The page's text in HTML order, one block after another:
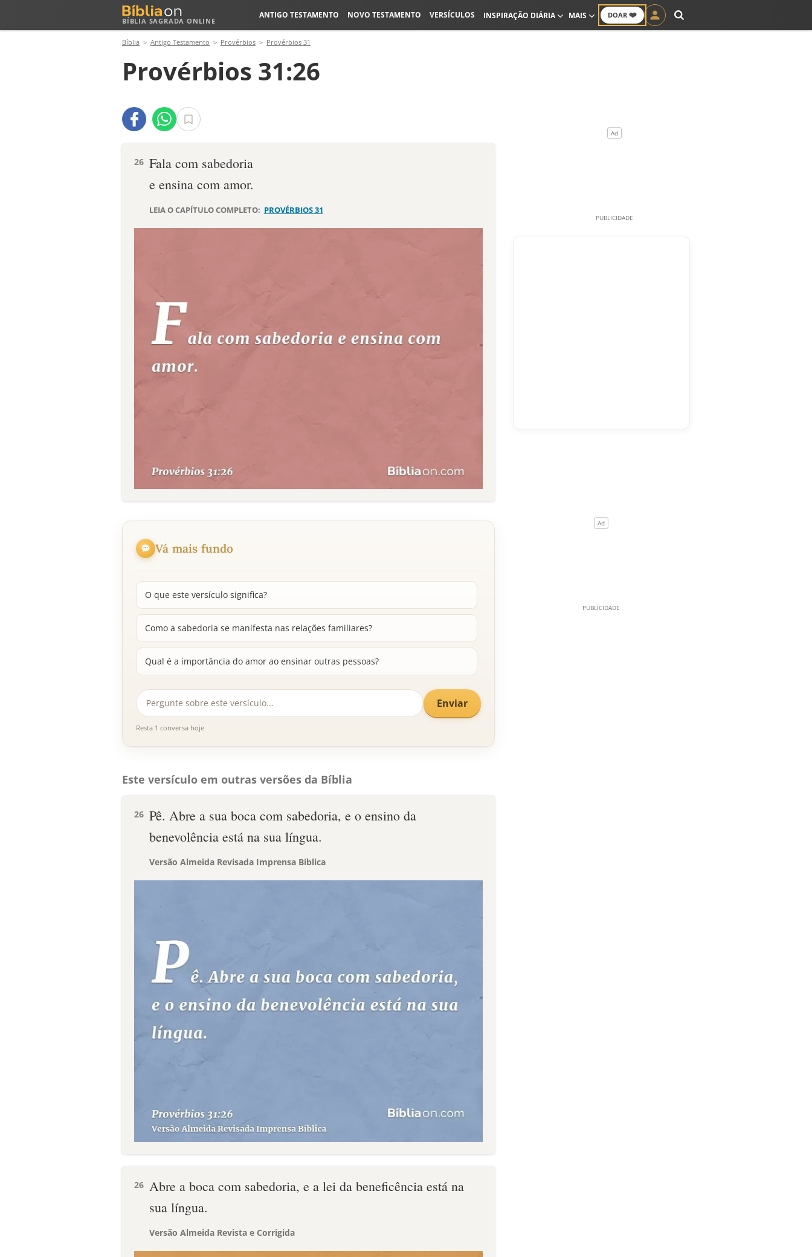
BÍBLIA SAGRADA ONLINE
DOAR ❤️
ANTIGO TESTAMENTO NOVO TESTAMENTO VERSÍCULOS INSPIRAÇÃO DIÁRIA MAIS
Bíblia Antigo Testamento Provérbios Provérbios 31
Provérbios 31:26
26 Fala com sabedoria
e ensina com amor.
LEIA O CAPÍTULO COMPLETO: PROVÉRBIOS 31
Vá mais fundo
O que este versículo significa?
Como a sabedoria se manifesta nas relações familiares?
Qual é a importância do amor ao ensinar outras pessoas?
Enviar
Resta 1 conversa hoje
Este versículo em outras versões da Bíblia
26 Pê. Abre a sua boca com sabedoria, e o ensino da
benevolência está na sua língua.
Versão Almeida Revisada Imprensa Bíblica
26 Abre a boca com sabedoria, e a lei da beneficência está na
sua língua.
Versão Almeida Revista e Corrigida